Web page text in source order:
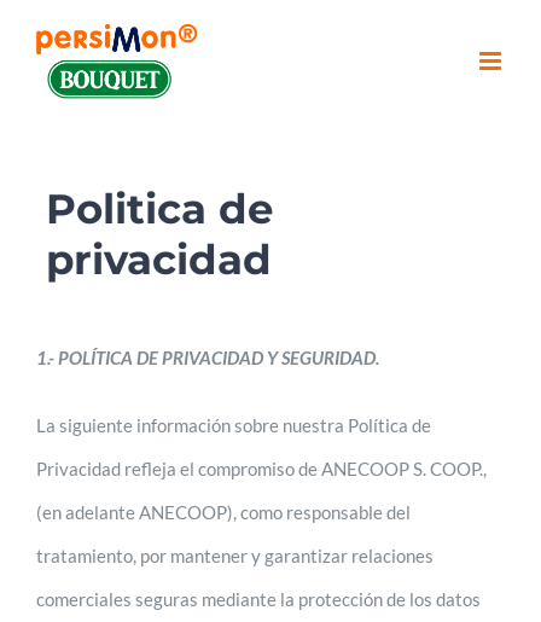
Politica de
privacidad
1.- POLÍTICA DE PRIVACIDAD Y SEGURIDAD.
La siguiente información sobre nuestra Política de
Privacidad refleja el compromiso de ANECOOP S. COOP.,
(en adelante ANECOOP), como responsable del
tratamiento, por mantener y garantizar relaciones
comerciales seguras mediante la protección de los datos